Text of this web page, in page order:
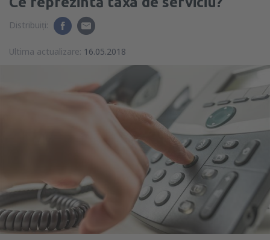
Distribuiți:
Ultima actualizare: 16.05.2018